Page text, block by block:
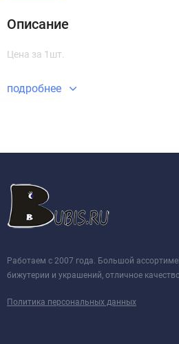
Описание
Цена за 1шт.
подробнее
Работаем с 2007 года. Большой
бижутерии и украшений, отличное
Политика персональных данных